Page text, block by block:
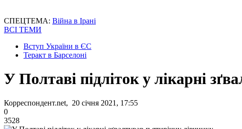
СПЕЦТЕМА: Війна в Ірані
ВСІ ТЕМИ
Вступ України в ЄС
Теракт в Барселоні
У Полтаві підліток у лікарні
Корреспондент.net, 20 січня 2021, 17:55
0
3528